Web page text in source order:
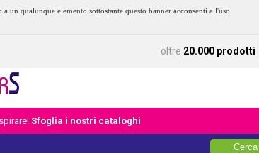
qualunque elemento sottostante questo banner acconsenti all'uso
oltre 20.000 prodotti
Sfoglia i nostri cataloghi
Cerca